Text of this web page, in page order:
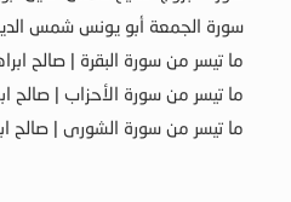
سورة الجمعة أبو يونس شمس
ما تيسر من سورة البقرة | صالح
ما تيسر من سورة الأحزاب | صالح
ما تيسر من سورة الشورى | صالح